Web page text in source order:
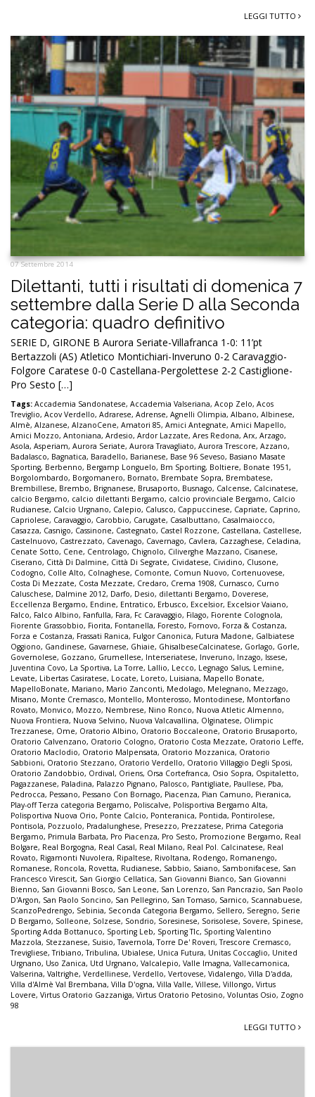
LEGGI TUTTO
07 Settembre 2014
Dilettanti, tutti i risultati di domenica 7
settembre dalla Serie D alla Seconda
categoria: quadro definitivo
SERIE D, GIRONE B Aurora Seriate-Villafranca 1-0: 11’pt
Bertazzoli (AS) Atletico Montichiari-Inveruno 0-2 Caravaggio-
Folgore Caratese 0-0 Castellana-Pergolettese 2-2 Castiglione-
Pro Sesto […]
Tags: Accademia Sandonatese, Accademia Valseriana, Acop Zelo, Acos
Treviglio, Acov Verdello, Adrarese, Adrense, Agnelli Olimpia, Albano, Albinese,
Almè, Alzanese, AlzanoCene, Amatori 85, Amici Antegnate, Amici Mapello,
Amici Mozzo, Antoniana, Ardesio, Ardor Lazzate, Ares Redona, Arx, Arzago,
Asola, Asperiam, Aurora Seriate, Aurora Travagliato, Aurora Trescore, Azzano,
Badalasco, Bagnatica, Baradello, Barianese, Base 96 Seveso, Basiano Masate
Sporting, Berbenno, Bergamp Longuelo, Bm Sporting, Boltiere, Bonate 1951,
Borgolombardo, Borgomanero, Bornato, Brembate Sopra, Brembatese,
Brembillese, Brembo, Brignanese, Brusaporto, Busnago, Calcense, Calcinatese,
calcio Bergamo, calcio dilettanti Bergamo, calcio provinciale Bergamo, Calcio
Rudianese, Calcio Urgnano, Calepio, Calusco, Cappuccinese, Capriate, Caprino,
Capriolese, Caravaggio, Carobbio, Carugate, Casalbuttano, Casalmaiocco,
Casazza, Casnigo, Cassinone, Castegnato, Castel Rozzone, Castellana, Castellese,
Castelnuovo, Castrezzato, Cavenago, Cavernago, Cavlera, Cazzaghese, Celadina,
Cenate Sotto, Cene, Centrolago, Chignolo, Ciliverghe Mazzano, Cisanese,
Ciserano, Città Di Dalmine, Città Di Segrate, Cividatese, Cividino, Clusone,
Codogno, Colle Alto, Colnaghese, Comonte, Comun Nuovo, Cortenuovese,
Costa Di Mezzate, Costa Mezzate, Credaro, Crema 1908, Curnasco, Curno
Caluschese, Dalmine 2012, Darfo, Desio, dilettanti Bergamo, Doverese,
Eccellenza Bergamo, Endine, Entratico, Erbusco, Excelsior, Excelsior Vaiano,
Falco, Falco Albino, Fanfulla, Fara, Fc Caravaggio, Filago, Fiorente Colognola,
Fiorente Grassobbio, Fiorita, Fontanella, Foresto, Fornovo, Forza & Costanza,
Forza e Costanza, Frassati Ranica, Fulgor Canonica, Futura Madone, Galbiatese
Oggiono, Gandinese, Gavarnese, Ghiaie, GhisalbeseCalcinatese, Gorlago, Gorle,
Governolese, Gozzano, Grumellese, Interseriatese, Inveruno, Inzago, Issese,
Juventina Covo, La Sportiva, La Torre, Lallio, Lecco, Legnago Salus, Lemine,
Levate, Libertas Casiratese, Locate, Loreto, Luisiana, Mapello Bonate,
MapelloBonate, Mariano, Mario Zanconti, Medolago, Melegnano, Mezzago,
Misano, Monte Cremasco, Montello, Monterosso, Montodinese, Montorfano
Rovato, Monvico, Mozzo, Nembrese, Nino Ronco, Nuova Atletic Almenno,
Nuova Frontiera, Nuova Selvino, Nuova Valcavallina, Olginatese, Olimpic
Trezzanese, Ome, Oratorio Albino, Oratorio Boccaleone, Oratorio Brusaporto,
Oratorio Calvenzano, Oratorio Cologno, Oratorio Costa Mezzate, Oratorio Leffe,
Oratorio Maclodio, Oratorio Malpensata, Oratorio Mozzanica, Oratorio
Sabbioni, Oratorio Stezzano, Oratorio Verdello, Oratorio Villaggio Degli Sposi,
Oratorio Zandobbio, Ordival, Oriens, Orsa Cortefranca, Osio Sopra, Ospitaletto,
Pagazzanese, Paladina, Palazzo Pignano, Palosco, Pantigliate, Paullese, Pba,
Pedrocca, Pessano, Pessano Con Bornago, Piacenza, Pian Camuno, Pieranica,
Play-off Terza categoria Bergamo, Poliscalve, Polisportiva Bergamo Alta,
Polisportiva Nuova Orio, Ponte Calcio, Ponteranica, Pontida, Pontirolese,
Pontisola, Pozzuolo, Pradalunghese, Presezzo, Prezzatese, Prima Categoria
Bergamo, Primula Barbata, Pro Piacenza, Pro Sesto, Promozione Bergamo, Real
Bolgare, Real Borgogna, Real Casal, Real Milano, Real Pol. Calcinatese, Real
Rovato, Rigamonti Nuvolera, Ripaltese, Rivoltana, Rodengo, Romanengo,
Romanese, Roncola, Rovetta, Rudianese, Sabbio, Saiano, Sambonifacese, San
Francesco Virescit, San Giorgio Cellatica, San Giovanni Bianco, San Giovanni
Bienno, San Giovanni Bosco, San Leone, San Lorenzo, San Pancrazio, San Paolo
D'Argon, San Paolo Soncino, San Pellegrino, San Tomaso, Sarnico, Scannabuese,
ScanzoPedrengo, Sebinia, Seconda Categoria Bergamo, Sellero, Seregno, Serie
D Bergamo, Solleone, Solzese, Sondrio, Soresinese, Sorisolese, Sovere, Spinese,
Sporting Adda Bottanuco, Sporting Leb, Sporting Tlc, Sporting Valentino
Mazzola, Stezzanese, Suisio,Tavernola,Torre De' Roveri,Trescore Cremasco,
Trevigliese,Tribiano,Tribulina, Ubialese, Unica Futura, Unitas Coccaglio, United
Urgnano, Uso Zanica, Utd Urgnano, Valcalepio, Valle Imagna, Vallecamonica,
Valserina, Valtrighe, Verdellinese, Verdello, Vertovese, Vidalengo, Villa D'adda,
Villa d'Almè Val Brembana, Villa D'ogna, Villa Valle, Villese, Villongo, Virtus
Lovere, Virtus Oratorio Gazzaniga, Virtus Oratorio Petosino, Voluntas Osio, Zogno
98
LEGGI TUTTO